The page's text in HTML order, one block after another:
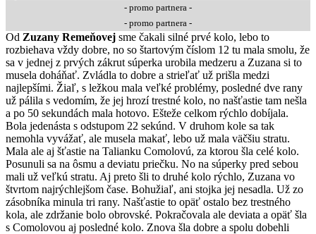
- promo partnera -
- promo partnera -
Od Zuzany Remeňovej sme čakali silné prvé kolo, lebo to
rozbiehava vždy dobre, no so štartovým číslom 12 tu mala smolu, že
sa v jednej z prvých zákrut súperka urobila medzeru a Zuzana si to
musela doháňať. Zvládla to dobre a strieľať už prišla medzi
najlepšími. Žiaľ, s ležkou mala veľké problémy, posledné dve rany
už pálila s vedomím, že jej hrozí trestné kolo, no našťastie tam nešla
a po 50 sekundách mala hotovo. Ešteže celkom rýchlo dobíjala.
Bola jedenásta s odstupom 22 sekúnd. V druhom kole sa tak
nemohla vyvážať, ale musela makať, lebo už mala väčšiu stratu.
Mala ale aj šťastie na Talianku Comolovú, za ktorou šla celé kolo.
Posunuli sa na ôsmu a deviatu priečku. No na súperky pred sebou
mali už veľkú stratu. Aj preto šli to druhé kolo rýchlo, Zuzana vo
štvrtom najrýchlejšom čase. Bohužiaľ, ani stojka jej nesadla. Už zo
zásobníka minula tri rany. Našťastie to opäť ostalo bez trestného
kola, ale zdržanie bolo obrovské. Pokračovala ale deviata a opäť šla
s Comolovou aj posledné kolo. Znova šla dobre a spolu dobehli